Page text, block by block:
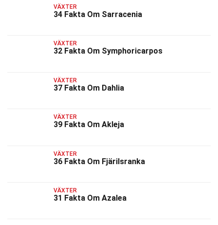
VÄXTER
34 Fakta Om Sarracenia
VÄXTER
32 Fakta Om Symphoricarpos
VÄXTER
37 Fakta Om Dahlia
VÄXTER
39 Fakta Om Akleja
VÄXTER
36 Fakta Om Fjärilsranka
VÄXTER
31 Fakta Om Azalea